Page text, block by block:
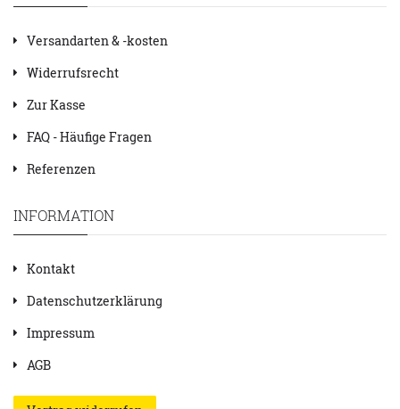
Versandarten & -kosten
Widerrufsrecht
Zur Kasse
FAQ - Häufige Fragen
Referenzen
INFORMATION
Kontakt
Datenschutzerklärung
Impressum
AGB